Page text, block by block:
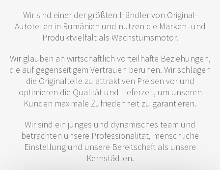
Wir sind einer der größten Händler von Original-
Autoteilen in Rumänien und nutzen die Marken- und
Produktvielfalt als Wachstumsmotor.
Wir glauben an wirtschaftlich vorteilhafte Beziehungen,
die auf gegenseitigem Vertrauen beruhen. Wir schlagen
die Originalteile zu attraktiven Preisen vor und
optimieren die Qualität und Lieferzeit, um unseren
Kunden maximale Zufriedenheit zu garantieren.
Wir sind ein junges und dynamisches team und
betrachten unsere Professionalität, menschliche
Einstellung und unsere Bereitschaft als unsere
Kernstädten.